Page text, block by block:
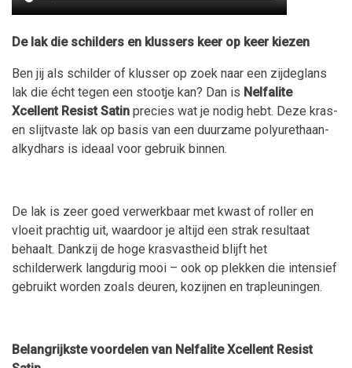
De lak die schilders en klussers keer op keer kiezen
Ben jij als schilder of klusser op zoek naar een zijdeglans
lak die écht tegen een stootje kan? Dan is Nelfalite
Xcellent Resist Satin precies wat je nodig hebt. Deze kras-
en slijtvaste lak op basis van een duurzame polyurethaan-
alkydhars is ideaal voor gebruik binnen.
De lak is zeer goed verwerkbaar met kwast of roller en
vloeit prachtig uit, waardoor je altijd een strak resultaat
behaalt. Dankzij de hoge krasvastheid blijft het
schilderwerk langdurig mooi – ook op plekken die intensief
gebruikt worden zoals deuren, kozijnen en trapleuningen.
Belangrijkste voordelen van Nelfalite Xcellent Resist